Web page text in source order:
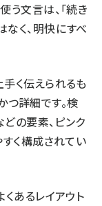
う文言は、「続き
く、明快にすべ
く伝えられるも
つ詳細です。検
どの要素、ピンク
すく構成されてい
あるレイアウト